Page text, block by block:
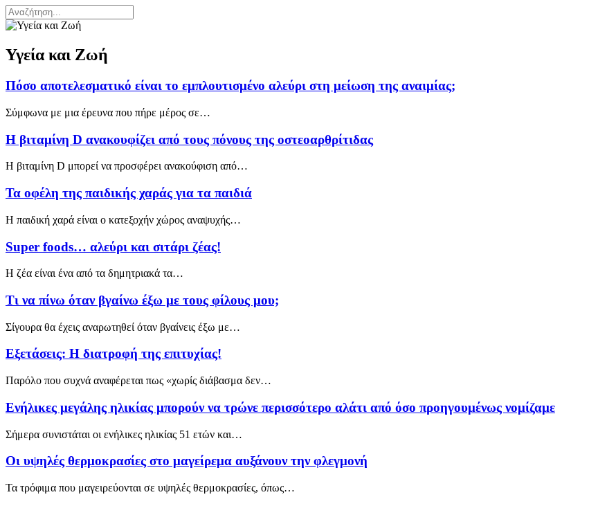
Υγεία και Ζωή
Πόσο αποτελεσματικό είναι το εμπλουτισμένο αλεύρι στη μείωση της αναιμίας;
Σύμφωνα με μια έρευνα που πήρε μέρος σε…
Η βιταμίνη D ανακουφίζει από τους πόνους της οστεοαρθρίτιδας
Η βιταμίνη D μπορεί να προσφέρει ανακούφιση από…
Τα οφέλη της παιδικής χαράς για τα παιδιά
Η παιδική χαρά είναι ο κατεξοχήν χώρος αναψυχής…
Super foods… αλεύρι και σιτάρι ζέας!
Η ζέα είναι ένα από τα δημητριακά τα…
Τι να πίνω όταν βγαίνω έξω με τους φίλους μου;
Σίγουρα θα έχεις αναρωτηθεί όταν βγαίνεις έξω με…
Εξετάσεις: Η διατροφή της επιτυχίας!
Παρόλο που συχνά αναφέρεται πως «χωρίς διάβασμα δεν…
Ενήλικες μεγάλης ηλικίας μπορούν να τρώνε περισσότερο αλάτι από όσο προηγουμένως νομίζαμε
Σήμερα συνιστάται οι ενήλικες ηλικίας 51 ετών και…
Οι υψηλές θερμοκρασίες στο μαγείρεμα αυξάνουν την φλεγμονή
Τα τρόφιμα που μαγειρεύονται σε υψηλές θερμοκρασίες, όπως…